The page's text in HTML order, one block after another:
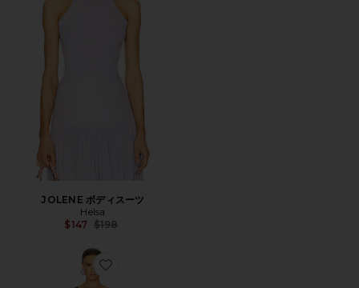
JOLENE ボディスーツ
Helsa
$147 Previous price:
$198
Favorite SHEER KNIT CURVE ドレス